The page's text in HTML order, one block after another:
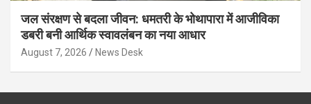
जल संरक्षण से बदला जीवन: धमतरी के भोथापारा में आजीविका
डबरी बनी आर्थिक स्वावलंबन का नया आधार
August 7, 2026 News Desk